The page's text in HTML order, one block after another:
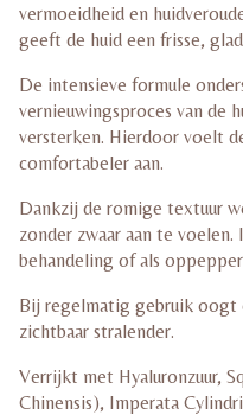
vermoeidheid en
geeft de huid een frisse,
De intensieve formule
vernieuwingsproces van de
versterken. Hierdoor voelt
comfortabeler aan.
Dankzij de romige textuur
zonder zwaar aan te
behandeling of als
Bij regelmatig gebruik oogt
zichtbaar stralender.
Verrijkt met Hyaluronzuur,
Chinensis), Imperata